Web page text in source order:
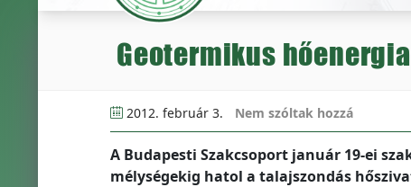
Geotermikus
2012. február 3. Nem szóltak hozzá
A Budapesti Szakcsoport január 19-ei
mélységekig hatol a talajszondás